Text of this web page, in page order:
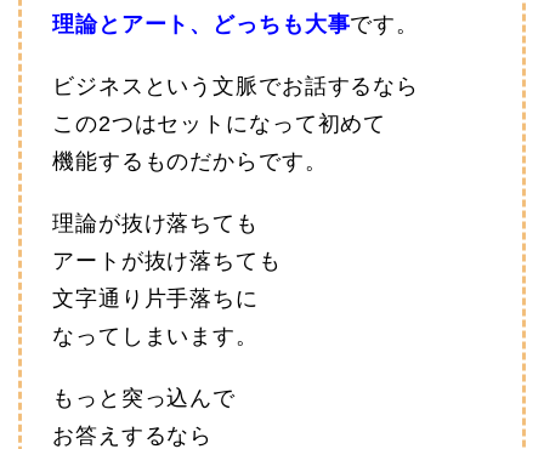
理論とアート、どっちも大事です。
ビジネスという文脈でお話するなら
この2つはセットになって初めて
機能するものだからです。
理論が抜け落ちても
アートが抜け落ちても
文字通り片手落ちに
なってしまいます。
もっと突っ込んで
お答えするなら